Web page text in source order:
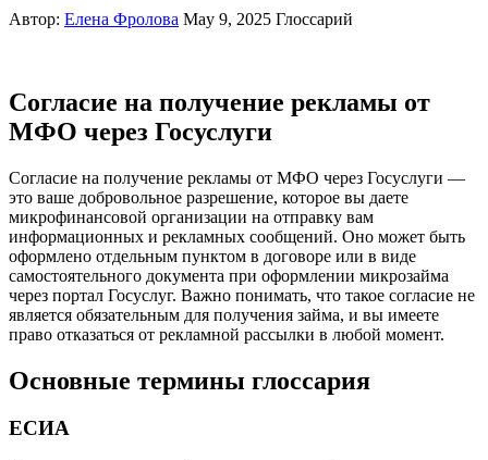
Автор: Елена Фролова May 9, 2025 Глоссарий
Согласие на получение рекламы от
МФО через Госуслуги
Согласие на получение рекламы от МФО через Госуслуги —
это ваше добровольное разрешение, которое вы даете
микрофинансовой организации на отправку вам
информационных и рекламных сообщений. Оно может быть
оформлено отдельным пунктом в договоре или в виде
самостоятельного документа при оформлении микрозайма
через портал Госуслуг. Важно понимать, что такое согласие не
является обязательным для получения займа, и вы имеете
право отказаться от рекламной рассылки в любой момент.
Основные термины глоссария
ЕСИА